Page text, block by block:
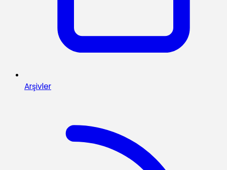
Arşivler